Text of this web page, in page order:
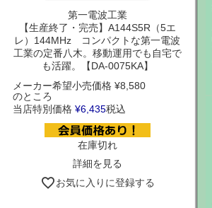
第一電波工業
【生産終了・完売】A144S5R（5エ
レ）144MHz コンパクトな第一電波
工業の定番八木。移動運用でも自宅で
も活躍。【DA-0075KA】
メーカー希望小売価格 ¥8,580
のところ
当店特別価格 ¥6,435税込
在庫切れ
詳細を見る
お気に入りに登録する